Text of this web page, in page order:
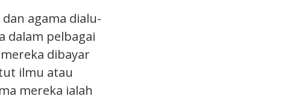
agama dialu-
dalam pelbagai
dibayar
ilmu atau
mereka ialah